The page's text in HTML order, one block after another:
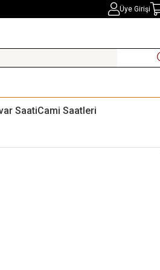
Üye Girişi
SaatiCami Saatleri